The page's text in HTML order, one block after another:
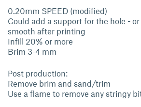
0.20mm SPEED (modified)
Could add a support for the hole -
smooth after printing
Infill 20% or more
Brim 3-4 mm
Post production:
Remove brim and sand/trim
Use a flame to remove any stringy